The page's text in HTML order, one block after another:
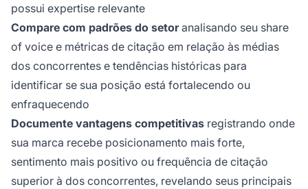
possui expertise relevante
Compare com padrões do setoranalisando seu share
of voice e métricas de citação em relação às médias
dos concorrentes e tendências históricas para
identificar se sua posição está fortalecendo ou
enfraquecendo
Documente vantagens competitivas registrando onde
sua marca recebe posicionamento mais forte,
sentimento mais positivo ou frequência de citação
superior à dos concorrentes, revelando seus principais